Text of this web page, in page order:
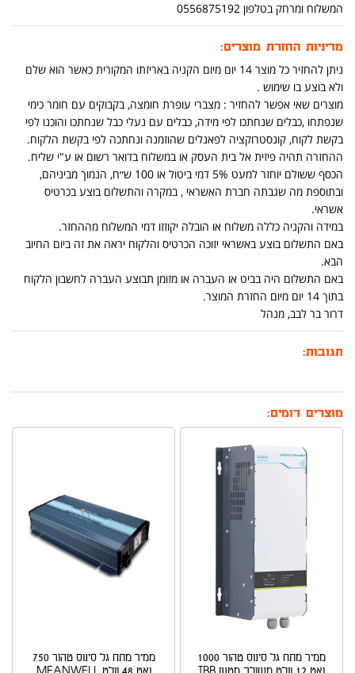
המשלוח ומרחק בטלפון 0556875192
מדיניות החזרת מוצרים:
ניתן להחזיר כל מוצר 14 יום מיום הקניה באריזתו המקורית כאשר הוא שלם
ולא בוצע בו שימוש .
מוצרים שאי אפשר להחזיר : מצברי עופרת חומצה, בקבוקים עם חומר כימי
שנפתחו ,כבלים שנחתכו לפי מידה, כבלים עם נעלי כבל שנחתכו והוכנו לפי
בקשת לקוח, קונסטרוקציה לפאנלים שהוזמנה ונחתכה לפי בקשת הלקוח.
ההחזרה תהיה פיזית אל בית העסק או במשלוח בדואר רשום או ע"י שליח.
הכסף ששולם יוחזר למעט 5% דמי ביטול או 100 ש״ח, הנמוך מביניהם,
ובתוספת מה שגבתה חברת האשראי , במקרה והתשלום בוצע בכרטיס
אשראי.
במידה והקניה כללה משלוח או הובלה יקוזזו דמי המשלוח מההחזר.
באם התשלום בוצע באשראי יזוכה הכרטיס והלקוח יראה את זה ביום החיוב
הבא.
באם התשלום היה בביט או העברה או מזומן תבוצע העברה לחשבון הלקוח
בתוך 14 יום מיום החזרת המוצר.
דרור בר לבב, מנהל
תגובות:
מוצרים דומים:
ממיר מתח גל סינוס טהור 1000
ממיר מתח גל סינוס טהור 750